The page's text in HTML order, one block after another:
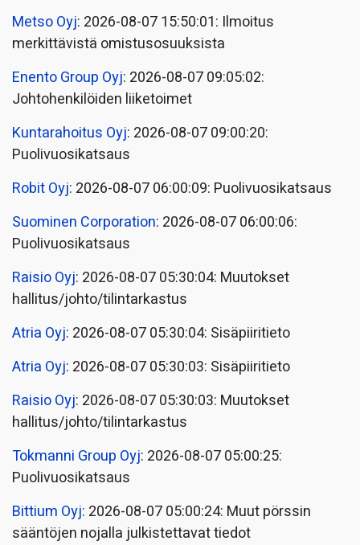
Metso Oyj: 2026-08-07 15:50:01: Ilmoitus
merkittävistä omistusosuuksista
Enento Group Oyj: 2026-08-07 09:05:02:
Johtohenkilöiden liiketoimet
Kuntarahoitus Oyj: 2026-08-07 09:00:20:
Puolivuosikatsaus
Robit Oyj: 2026-08-07 06:00:09: Puolivuosikatsaus
Suominen Corporation: 2026-08-07 06:00:06:
Puolivuosikatsaus
Raisio Oyj: 2026-08-07 05:30:04: Muutokset
hallitus/johto/tilintarkastus
Atria Oyj: 2026-08-07 05:30:04: Sisäpiiritieto
Atria Oyj: 2026-08-07 05:30:03: Sisäpiiritieto
Raisio Oyj: 2026-08-07 05:30:03: Muutokset
hallitus/johto/tilintarkastus
Tokmanni Group Oyj: 2026-08-07 05:00:25:
Puolivuosikatsaus
Bittium Oyj: 2026-08-07 05:00:24: Muut pörssin
sääntöjen nojalla julkistettavat tiedot